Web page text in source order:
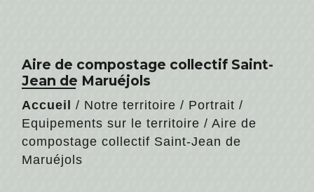
Aire de compostage collectif Saint-
Jean de Maruéjols
Accueil / Notre territoire / Portrait /
Equipements sur le territoire / Aire de
compostage collectif Saint-Jean de
Maruéjols